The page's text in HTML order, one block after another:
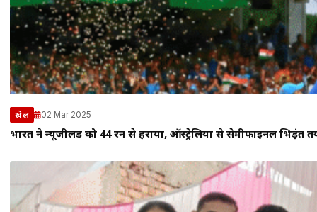
खेल 02 Mar 2025
भारत ने न्यूजीलैंड को 44 रन से हराया, ऑस्ट्रेलिया से सेमीफाइनल भिड़ंत